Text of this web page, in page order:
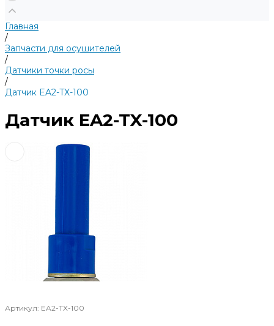
Главная
/
Запчасти для осушителей
/
Датчики точки росы
/
Датчик EA2-TX-100
Датчик EA2-TX-100
Артикул: EA2-TX-100